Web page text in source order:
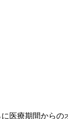
医療期間からの